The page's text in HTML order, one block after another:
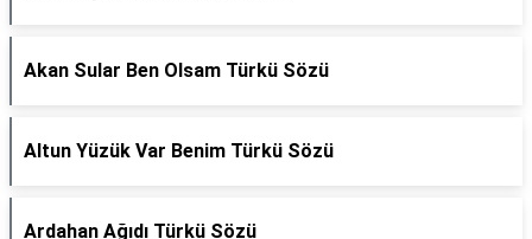
Akan Sular Ben Olsam Türkü Sözü
Altun Yüzük Var Benim Türkü Sözü
Ardahan Ağıdı Türkü Sözü